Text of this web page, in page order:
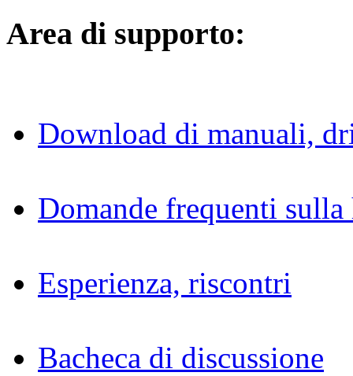
Area di supporto:
Download di manuali,
Domande frequenti
Esperienza, riscontri
Bacheca di discussione